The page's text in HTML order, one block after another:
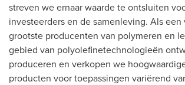
streven we ernaar waarde te ontsluiten
investeerders en de samenleving. Als een
grootste producenten van polymeren en
gebied van polyolefinetechnologieën
produceren en verkopen we
producten voor toepassingen variërend